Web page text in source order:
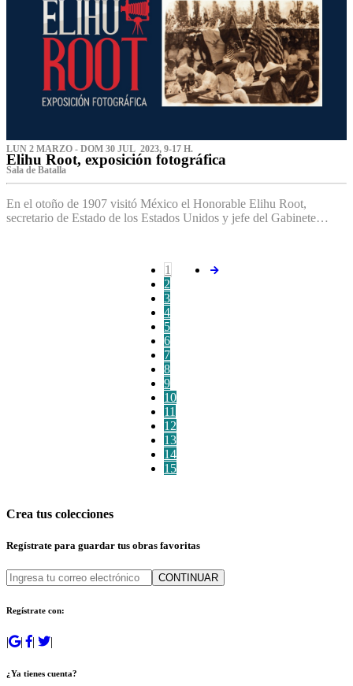
LUN 2 MARZO - DOM 30 JUL 2023, 9-17 H.
Elihu Root, exposición fotográfica
Sala de Batalla
En el otoño de 1907 visitó México el Honorable Elihu Root,
secretario de Estado de los Estados Unidos y jefe del Gabinete…
1
2
3
4
5
6
7
8
9
10
11
12
13
14
15
Crea tus colecciones
Regístrate para guardar tus obras favoritas
CONTINUAR
Regístrate con:
| | | |
¿Ya tienes cuenta?